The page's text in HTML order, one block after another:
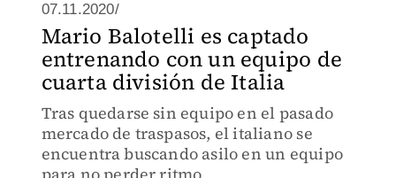
07.11.2020/
Mario Balotelli es captado
entrenando con un equipo de
cuarta división de Italia
Tras quedarse sin equipo en el pasado
mercado de traspasos, el italiano se
encuentra buscando asilo en un equipo